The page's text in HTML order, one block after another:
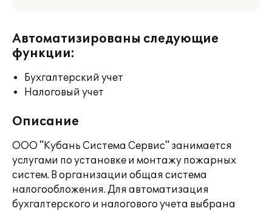
Автоматизированы следующие
функции:
Бухгалтерский учет
Налоговый учет
Описание
ООО "Кубань Система Сервис" занимается
услугами по установке и монтажу пожарных
систем. В организации общая система
налогообложения. Для автоматизация
бухгалтерского и налогового учета выбрана